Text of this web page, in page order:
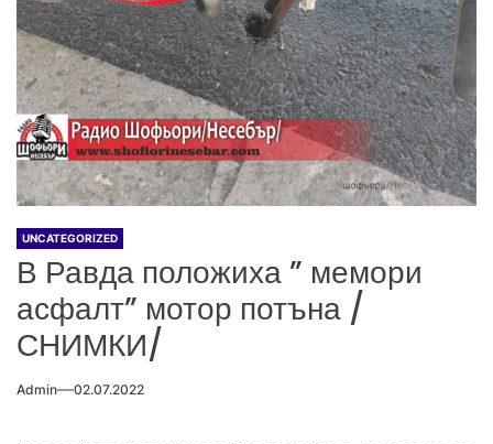
UNCATEGORIZED
В Равда положиха ” мемори
асфалт” мотор потъна /
СНИМКИ/
Admin 02.07.2022